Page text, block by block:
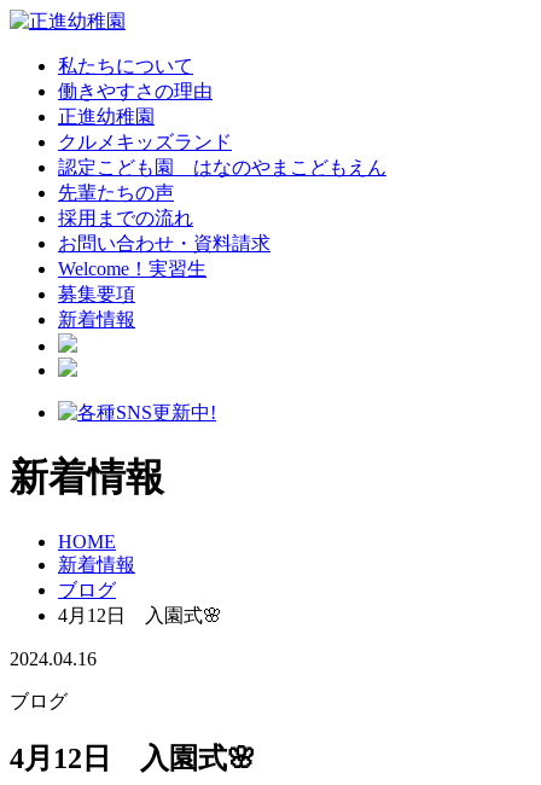
私たちについて
働きやすさの理由
正進幼稚園
クルメキッズランド
認定こども園 はなのやまこどもえん
先輩たちの声
採用までの流れ
お問い合わせ・資料請求
Welcome！実習生
募集要項
新着情報
新着情報
HOME
新着情報
ブログ
4月12日 入園式🌸
2024.04.16
ブログ
4月12日 入園式🌸